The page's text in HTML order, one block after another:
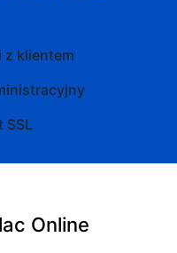
z klientem
Online